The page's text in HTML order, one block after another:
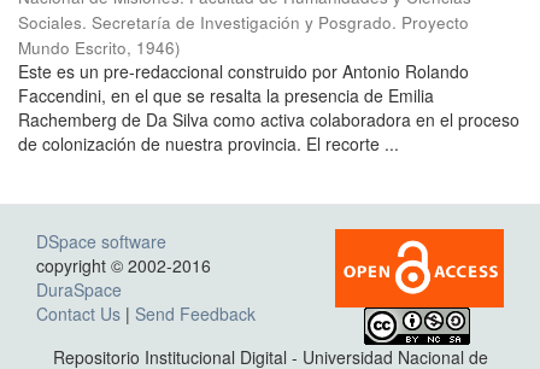
Sociales. Secretaría de Investigación y Posgrado. Proyecto
Mundo Escrito, 1946)
Este es un pre-redaccional construido por Antonio Rolando
Faccendini, en el que se resalta la presencia de Emilia
Rachemberg de Da Silva como activa colaboradora en el proceso
de colonización de nuestra provincia. El recorte ...
DSpace software
copyright © 2002-2016
DuraSpace
Contact Us | Send Feedback
Repositorio Institucional Digital - Universidad Nacional de